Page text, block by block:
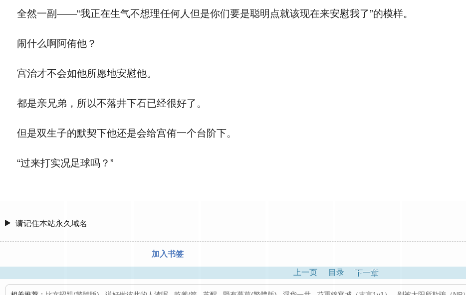
全然一副——“我正在生气不想理任何人但是你们要是聪明点就该现在来安慰我了”的模样。
闹什么啊阿侑他？
宫治才不会如他所愿地安慰他。
都是亲兄弟，所以不落井下石已经很好了。
但是双生子的默契下他还是会给宫侑一个台阶下。
“过来打实况足球吗？”
请记住本站永久域名
加入书签
上一页 目录 下一章